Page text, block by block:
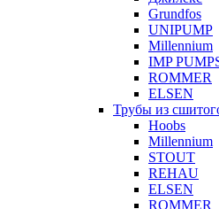
Grundfos
UNIPUMP
Millennium
IMP
ROMMER
ELSEN
Трубы из
Hoobs
Millennium
STOUT
REHAU
ELSEN
ROMMER